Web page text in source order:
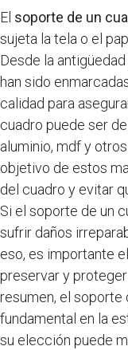
El soporte de un
sujeta la tela o el
Desde la
han sido
calidad para
cuadro puede ser
aluminio, mdf y
objetivo de estos
del cuadro y evitar
Si el soporte de un
sufrir daños
eso, es importante
preservar y
resumen, el soporte
fundamental en la
su elección puede